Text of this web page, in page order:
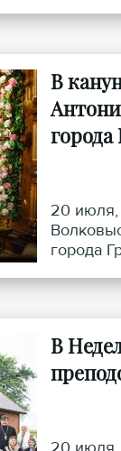
В
города
20 июля,
города
В